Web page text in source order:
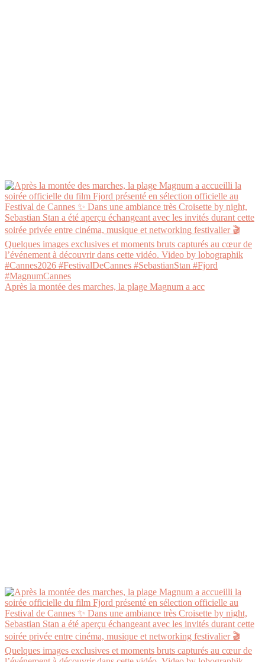
Après la montée des marches, la plage Magnum a acc